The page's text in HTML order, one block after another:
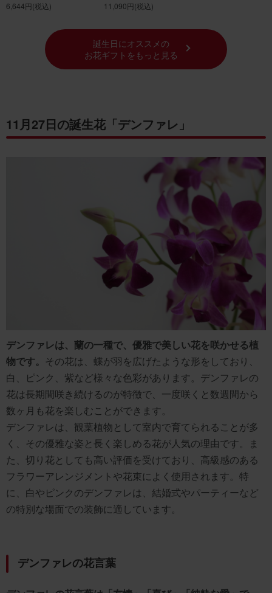
6,644円(税込) 11,090円(税込)
誕生日にオススメの
お花ギフトをもっと見る
11月27日の誕生花「デンファレ」
デンファレは、蘭の一種で、優雅で美しい花を咲かせる植
物です。 その花は、蝶が羽を広げたような形をしており、
白、ピンク、紫など様々な色彩があります。デンファレの
花は長期間咲き続けるのが特徴で、一度咲くと数週間から
数ヶ月も花を楽しむことができます。
デンファレは、観葉植物として室内で育てられることが多
く、その優雅な姿と長く楽しめる花が人気の理由です。ま
た、切り花としても高い評価を受けており、高級感のある
フラワーアレンジメントや花束によく使用されます。特
に、白やピンクのデンファレは、結婚式やパーティーなど
の特別な場面での装飾に適しています。
デンファレの花言葉